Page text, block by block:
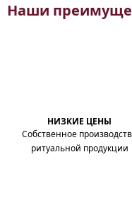
Наши
НИЗКИЕ ЦЕНЫ
Собственное
ритуальной продукции